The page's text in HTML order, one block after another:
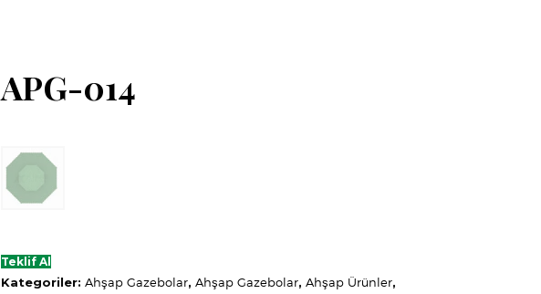
APG-014
Teklif Al
Kategoriler: Ahşap Gazebolar, Ahşap Gazebolar, Ahşap Ürünler,